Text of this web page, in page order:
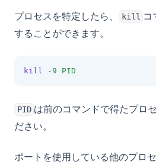
プロセスを特定したら、 kill コ
することができます。
kill -9 PID
PID は前のコマンドで得たプロ
ださい。
ポートを使用している他のプロ